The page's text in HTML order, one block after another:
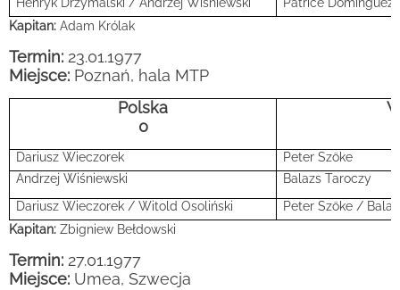
Kapitan: Adam Królak
Termin: 23.01.1977
Miejsce: Poznań, hala MTP
Polska
0
Dariusz Wieczorek Peter Szöke
Andrzej Wiśniewski
Balazs Taroczy
Dariusz Wieczorek / Witold Osoliński
Peter Szöke /
Kapitan: Zbigniew Bełdowski
Termin: 27.01.1977
Miejsce: Umea, Szwecja